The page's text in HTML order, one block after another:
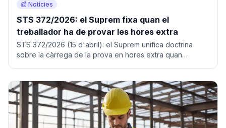
📰 Notícies
STS 372/2026: el Suprem fixa quan el
treballador ha de provar les hores extra
STS 372/2026 (15 d'abril): el Suprem unifica doctrina
sobre la càrrega de la prova en hores extra quan